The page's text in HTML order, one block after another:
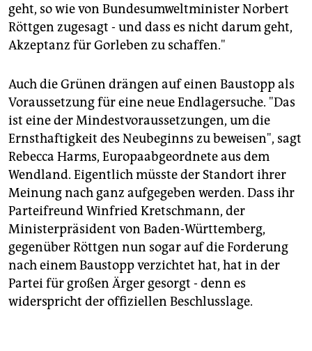
geht, so wie von Bundesumweltminister Norbert
Röttgen zugesagt - und dass es nicht darum geht,
Akzeptanz für Gorleben zu schaffen."
Auch die Grünen drängen auf einen Baustopp als
Voraussetzung für eine neue Endlagersuche. "Das
ist eine der Mindestvoraussetzungen, um die
Ernsthaftigkeit des Neubeginns zu beweisen", sagt
Rebecca Harms, Europaabgeordnete aus dem
Wendland. Eigentlich müsste der Standort ihrer
Meinung nach ganz aufgegeben werden. Dass ihr
Parteifreund Winfried Kretschmann, der
Ministerpräsident von Baden-Württemberg,
gegenüber Röttgen nun sogar auf die Forderung
nach einem Baustopp verzichtet hat, hat in der
Partei für großen Ärger gesorgt - denn es
widerspricht der offiziellen Beschlusslage.